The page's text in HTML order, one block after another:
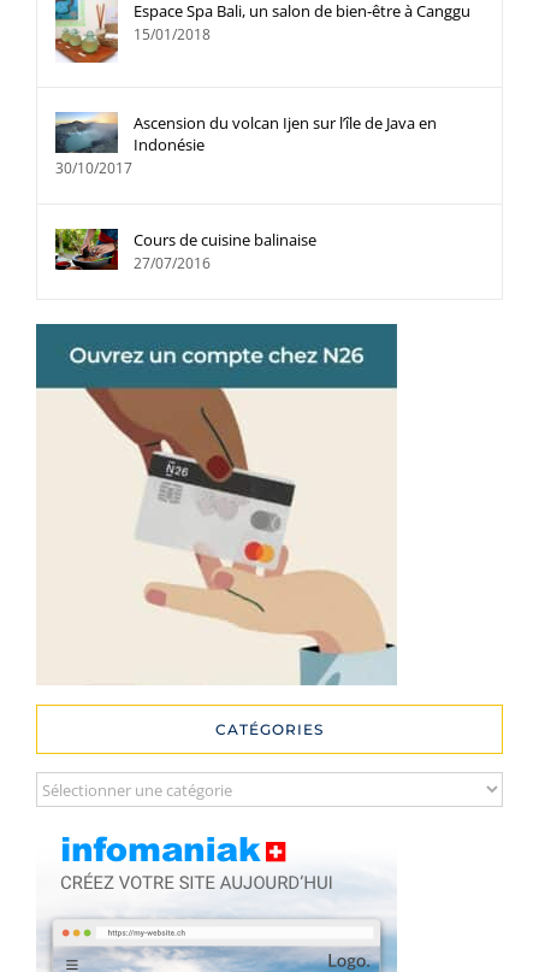
Espace Spa Bali, un salon de bien-être à Canggu
15/01/2018
Ascension du volcan Ijen sur l’île de Java en
Indonésie
30/10/2017
Cours de cuisine balinaise
27/07/2016
CATÉGORIES
Catégories